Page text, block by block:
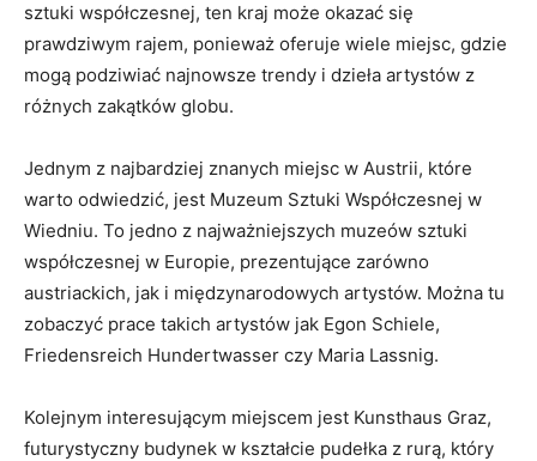
sztuki współczesnej, ten kraj ​może‌ okazać ⁤się
prawdziwym rajem, ponieważ⁣ oferuje wiele miejsc, gdzie‌
mogą podziwiać najnowsze trendy i dzieła⁣ artystów z ​
różnych ⁢zakątków globu.
Jednym⁤ z‌ najbardziej znanych miejsc w Austrii, które
warto ‍odwiedzić, jest ‍Muzeum ⁤Sztuki Współczesnej w
Wiedniu. To jedno z najważniejszych muzeów ⁣sztuki‍
współczesnej w Europie, prezentujące zarówno
austriackich, jak i ‍międzynarodowych artystów. Można tu
zobaczyć prace takich artystów jak Egon Schiele,
Friedensreich Hundertwasser czy Maria Lassnig.
Kolejnym interesującym miejscem jest Kunsthaus Graz,
futurystyczny budynek w kształcie‍ pudełka z ​rurą, który